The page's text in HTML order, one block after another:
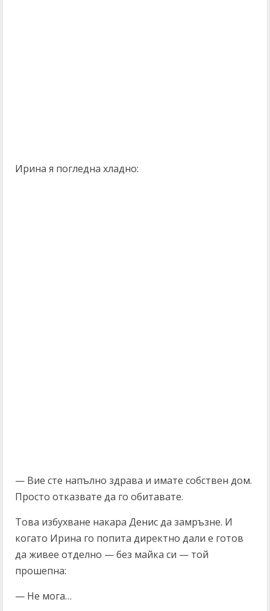
Ирина я погледна хладно:
— Вие сте напълно здрава и имате собствен дом.
Просто отказвате да го обитавате.
Това избухване накара Денис да замръзне. И
когато Ирина го попита директно дали е готов
да живее отделно — без майка си — той
прошепна:
— Не мога…